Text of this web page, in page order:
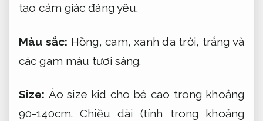
tạo cảm giác đáng yêu.
Màu sắc: Hồng, cam, xanh da trời, trắng và
các gam màu tươi sáng.
Size: Áo size kid cho bé cao trong khoảng
90-140cm. Chiều dài (tính trong khoảng